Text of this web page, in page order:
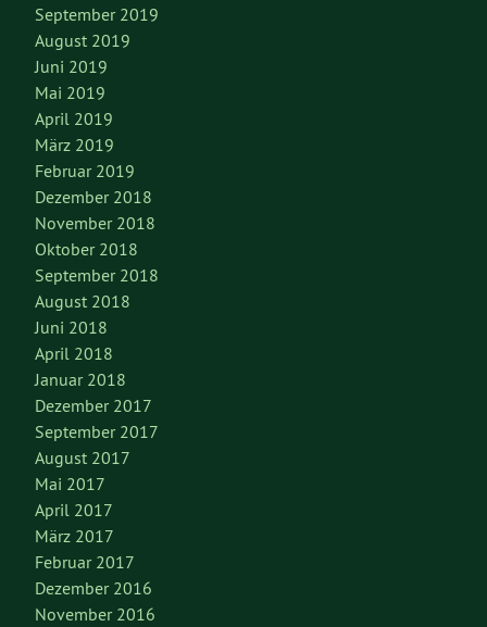
September 2019
August 2019
Juni 2019
Mai 2019
April 2019
März 2019
Februar 2019
Dezember 2018
November 2018
Oktober 2018
September 2018
August 2018
Juni 2018
April 2018
Januar 2018
Dezember 2017
September 2017
August 2017
Mai 2017
April 2017
März 2017
Februar 2017
Dezember 2016
November 2016